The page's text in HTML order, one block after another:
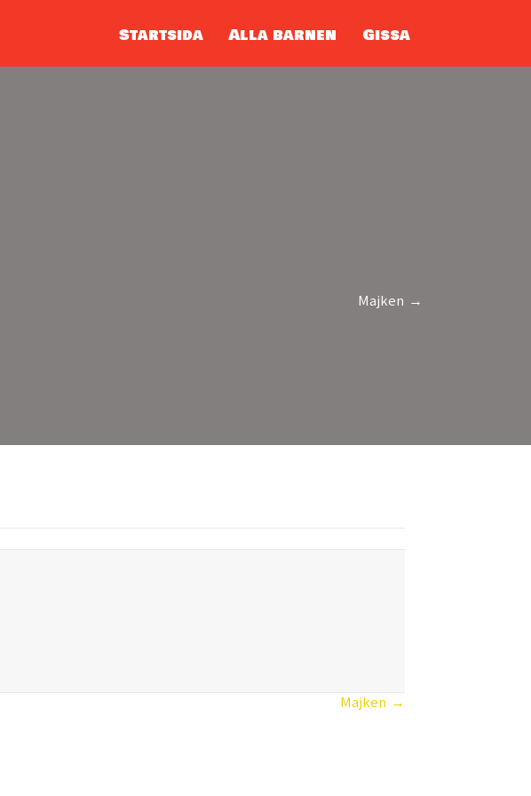
Startsida Alla barnen Gissa
Majken →
Majken →